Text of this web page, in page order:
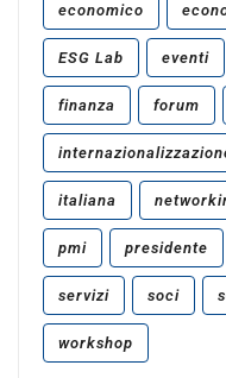
economico
ESG Lab eventi
finanza forum
italiana
pmi presidente
servizi soci
workshop